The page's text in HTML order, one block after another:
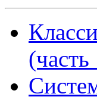
(часть